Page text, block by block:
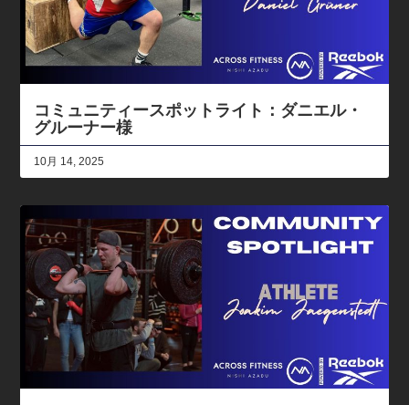
コミュニティースポットライト：ダニエル・
グルーナー様
10月 14, 2025